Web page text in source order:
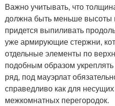
Важно учитывать, что
должна быть меньше высоты
придется выпиливать
уже армирующие стержни,
отдельные элементы по
подобным образом
ряд, под мауэрлат
справедливо как для несущих
межкомнатных перегородок.